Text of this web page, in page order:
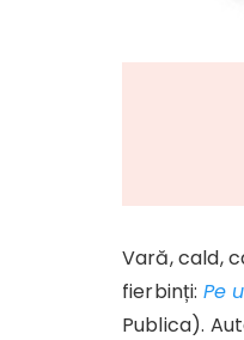
Vară, cald,
fierbinți: Pe
Publica).